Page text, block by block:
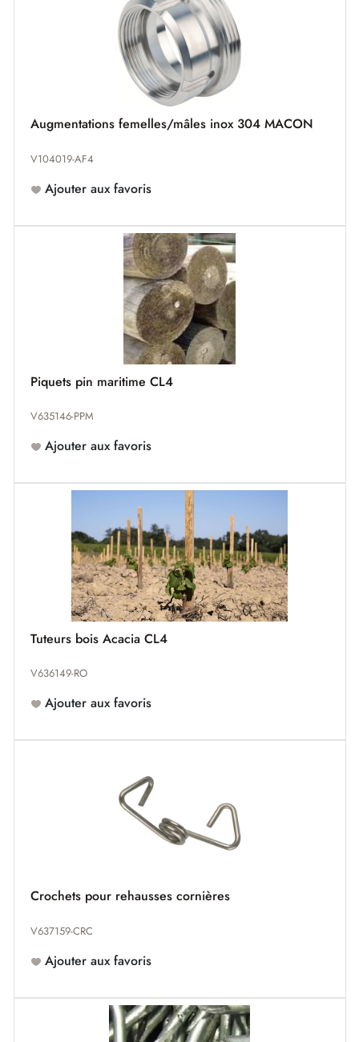
Augmentations femelles/mâles inox 304 MACON
V104019-AF4
Ajouter aux favoris
Piquets pin maritime CL4
V635146-PPM
Ajouter aux favoris
Tuteurs bois Acacia CL4
V636149-RO
Ajouter aux favoris
Crochets pour rehausses cornières
V637159-CRC
Ajouter aux favoris